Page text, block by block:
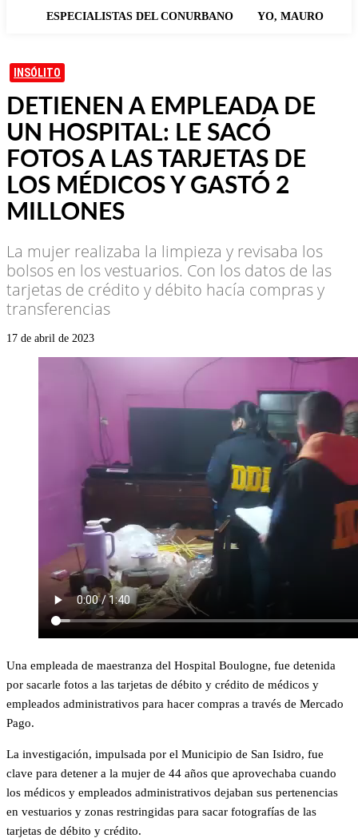
ESPECIALISTAS DEL CONURBANO YO, MAURO
INSÓLITO
DETIENEN A EMPLEADA DE
UN HOSPITAL: LE SACÓ
FOTOS A LAS TARJETAS DE
LOS MÉDICOS Y GASTÓ 2
MILLONES
La mujer realizaba la limpieza y revisaba los
bolsos en los vestuarios. Con los datos de las
tarjetas de crédito y débito hacía compras y
transferencias
17 de abril de 2023
Una empleada de maestranza del Hospital Boulogne, fue detenida
por sacarle fotos a las tarjetas de débito y crédito de médicos y
empleados administrativos para hacer compras a través de Mercado
Pago.
La investigación, impulsada por el Municipio de San Isidro, fue
clave para detener a la mujer de 44 años que aprovechaba cuando
los médicos y empleados administrativos dejaban sus pertenencias
en vestuarios y zonas restringidas para sacar fotografías de las
tarjetas de débito y crédito.